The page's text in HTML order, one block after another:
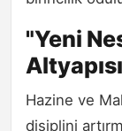
"Yeni
Hazine ve
disiplini